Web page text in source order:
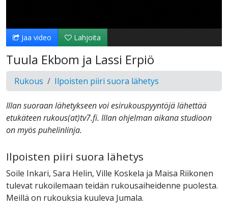
Jaa video Lahjoita
Tuula Ekbom ja Lassi Erpiö
Rukous Ilpoisten piiri suora lähetys
Illan suoraan lähetykseen voi esirukouspyyntöjä lähettää
etukäteen rukous(at)tv7.fi. Illan ohjelman aikana studioon
on myös puhelinlinja.
Ilpoisten piiri suora lähetys
Soile Inkari, Sara Helin, Ville Koskela ja Maisa Riikonen
tulevat rukoilemaan teidän rukousaiheidenne puolesta.
Meillä on rukouksia kuuleva Jumala.